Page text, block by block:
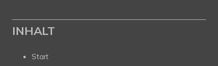
INHALT
Start